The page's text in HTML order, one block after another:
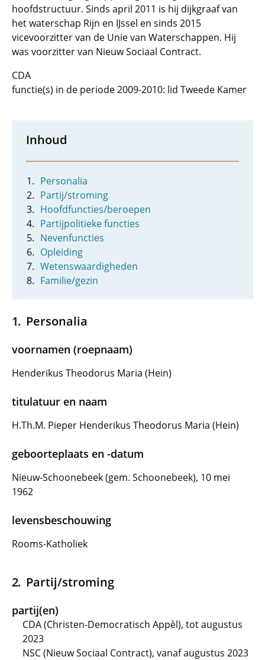
hoofdstructuur. Sinds april 2011 is hij dijkgraaf van
het waterschap Rijn en IJssel en sinds 2015
vicevoorzitter van de Unie van Waterschappen. Hij
was voorzitter van Nieuw Sociaal Contract.
CDA
functie(s) in de periode 2009-2010: lid Tweede Kamer
Inhoud
Personalia
Partij/stroming
Hoofdfuncties/beroepen
Partijpolitieke functies
Nevenfuncties
Opleiding
Wetenswaardigheden
Familie/gezin
Personalia
voornamen (roepnaam)
Henderikus Theodorus Maria (Hein)
titulatuur en naam
H.Th.M. Pieper Henderikus Theodorus Maria (Hein)
geboorteplaats en -datum
Nieuw-Schoonebeek (gem. Schoonebeek), 10 mei
1962
levensbeschouwing
Rooms-Katholiek
Partij/stroming
partij(en)
CDA (Christen-Democratisch Appèl), tot augustus
2023
NSC (Nieuw Sociaal Contract), vanaf augustus 2023